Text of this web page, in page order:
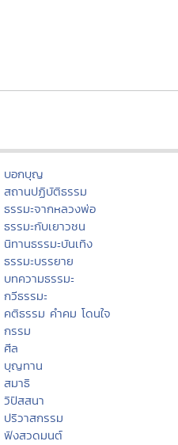
บอกบุญ
สถานปฏิบัติธรรม
ธรรมะจากหลวงพ่อ
ธรรมะกับเยาวชน
นิทานธรรมะบันเทิง
ธรรมะบรรยาย
บทความธรรมะ
กวีธรรมะ
คติธรรม คำคม โดนใจ
กรรม
ศีล
บุญทาน
สมาธิ
วิปัสสนา
ปริวาสกรรม
ฟังสวดมนต์